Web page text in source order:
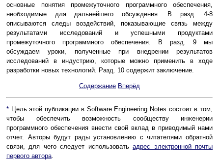
основные понятия промежуточного программного обеспечения,
необходимые для дальнейшего обсуждения. В разд. 4-8
описываются следы воздействий, показывающие связь между
результатами исследований и успешными продуктами
промежуточного программного обеспечения. В разд. 9 мы
обсуждаем уроки, полученные при внедрении результатов
исследований в индустрию, которые можно применить в ходе
разработки новых технологий. Разд. 10 содержит заключение.
Содержание Вперёд
* Цель этой публикации в Software Engineering Notes состоит в том,
чтобы обеспечить возможность сообществу инженерии
программного обеспечения внести свой вклад в приводимый нами
отчет. Авторы будут рады установлению с читателями обратной
связи, для чего следует использоватьадрес электронной почты
первого автора